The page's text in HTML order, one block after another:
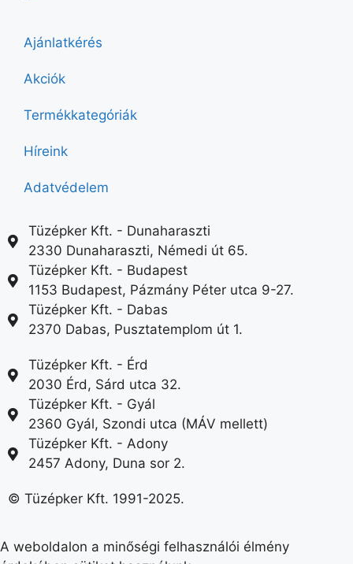
Ajánlatkérés
Akciók
Termékkategóriák
Híreink
Adatvédelem
Tüzépker Kft. - Dunaharaszti
2330 Dunaharaszti, Némedi út 65.
Tüzépker Kft. - Budapest
1153 Budapest, Pázmány Péter utca 9-27.
Tüzépker Kft. - Dabas
2370 Dabas, Pusztatemplom út 1.
Tüzépker Kft. - Érd
2030 Érd, Sárd utca 32.
Tüzépker Kft. - Gyál
2360 Gyál, Szondi utca (MÁV mellett)
Tüzépker Kft. - Adony
2457 Adony, Duna sor 2.
© Tüzépker Kft. 1991-2025.
A weboldalon a minőségi felhasználói élmény